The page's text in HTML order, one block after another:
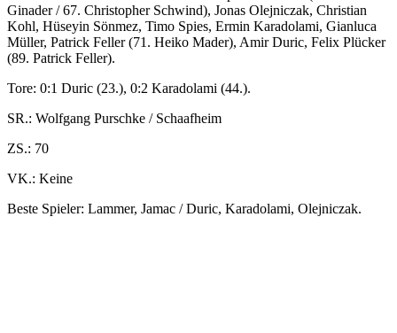
Ginader / 67. Christopher Schwind), Jonas Olejniczak, Christian
Kohl, Hüseyin Sönmez, Timo Spies, Ermin Karadolami, Gianluca
Müller, Patrick Feller (71. Heiko Mader), Amir Duric, Felix Plücker
(89. Patrick Feller).
Tore: 0:1 Duric (23.), 0:2 Karadolami (44.).
SR.: Wolfgang Purschke / Schaafheim
ZS.: 70
VK.: Keine
Beste Spieler: Lammer, Jamac / Duric, Karadolami, Olejniczak.